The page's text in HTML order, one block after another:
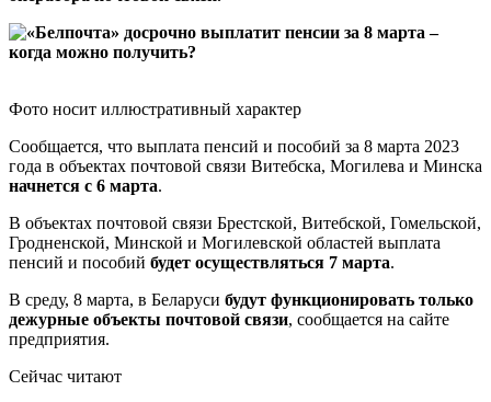
Фото носит иллюстративный характер
Сообщается, что выплата пенсий и пособий за 8 марта 2023
года в объектах почтовой связи Витебска, Могилева и Минска
начнется с 6 марта.
В объектах почтовой связи Брестской, Витебской, Гомельской,
Гродненской, Минской и Могилевской областей выплата
пенсий и пособий будет осуществляться 7 марта.
В среду, 8 марта, в Беларуси будут функционировать только
дежурные объекты почтовой связи, сообщается на сайте
предприятия.
Сейчас читают